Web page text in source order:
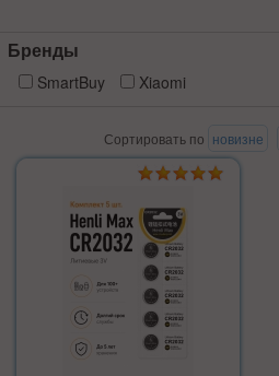
Бренды
SmartBuy Xiaomi
Сортировать по новизне